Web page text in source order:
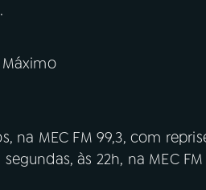
na MEC FM 99,3, com
às 22h, na MEC FM